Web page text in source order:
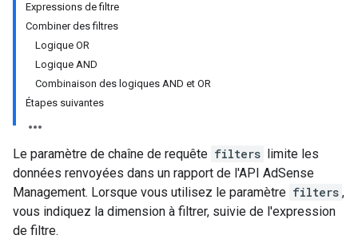
Expressions de filtre
Combiner des filtres
Logique OR
Logique AND
Combinaison des logiques AND et OR
Étapes suivantes
Le paramètre de chaîne de requête filters limite les
données renvoyées dans un rapport de l'API AdSense
Management. Lorsque vous utilisez le paramètre filters ,
vous indiquez la dimension à filtrer, suivie de l'expression
de filtre.